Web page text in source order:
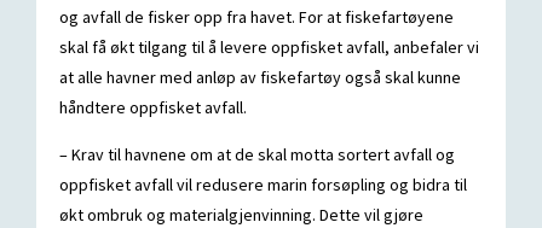
og avfall de fisker opp fra havet. For at fiskefartøyene
skal få økt tilgang til å levere oppfisket avfall, anbefaler vi
at alle havner med anløp av fiskefartøy også skal kunne
håndtere oppfisket avfall.
– Krav til havnene om at de skal motta sortert avfall og
oppfisket avfall vil redusere marin forsøpling og bidra til
økt ombruk og materialgjenvinning. Dette vil gjøre